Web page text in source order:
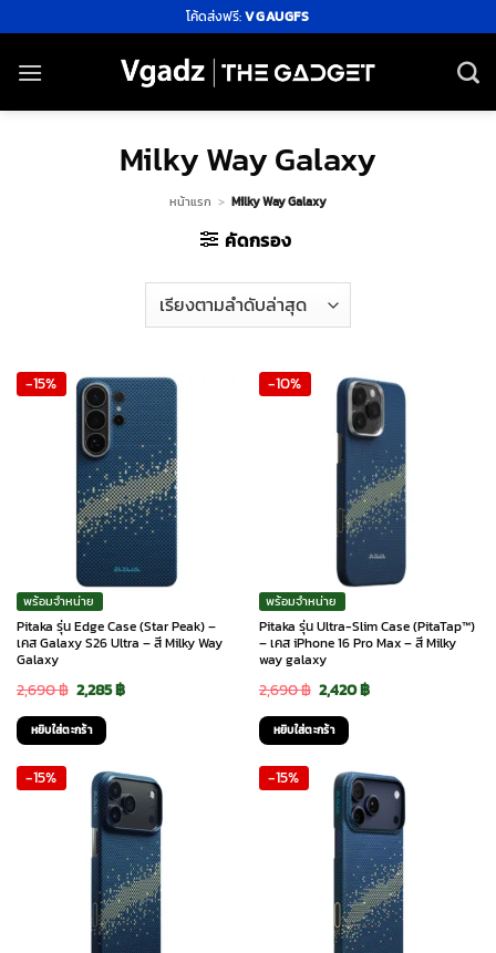
ไป
ยัง
โค้ดส่งฟรี:VGAUGFS
Milky Way Galaxy
หน้าแรก > Milky Way Galaxy
คัดกรอง
-15%
พร้อมจำหน่าย
Pitaka รุ่น Edge Case (Star Peak) –
เคส Galaxy S26 Ultra – สี Milky Way
Galaxy
2,690฿ Original
price
was:
2,690 ฿.
2,285฿Current
2,285 ฿.
หยิบใส่ตะกร้า
-10%
พร้อมจำหน่าย
Pitaka รุ่น Ultra-Slim Case (PitaTap™)
– เคส iPhone 16 Pro Max – สี Milky
way galaxy
2,690฿ Original
price
was:
2,690 ฿.
2,420฿Current
2,420 ฿.
หยิบใส่ตะกร้า
-15% -15%